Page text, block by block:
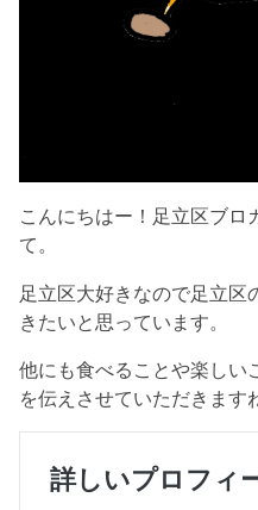
こんにちはー！足立区ブロ
て。
足立区大好きなので足立区
きたいと思っています。
他にも食べることや楽しい
を伝えさせていただきます